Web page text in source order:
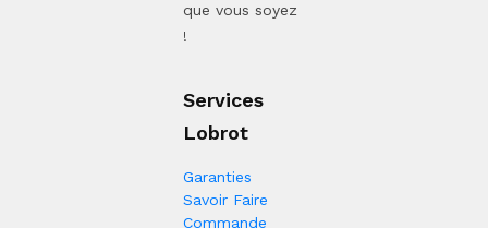
que vous soyez
!
Services
Lobrot
Garanties
Savoir Faire
Commande